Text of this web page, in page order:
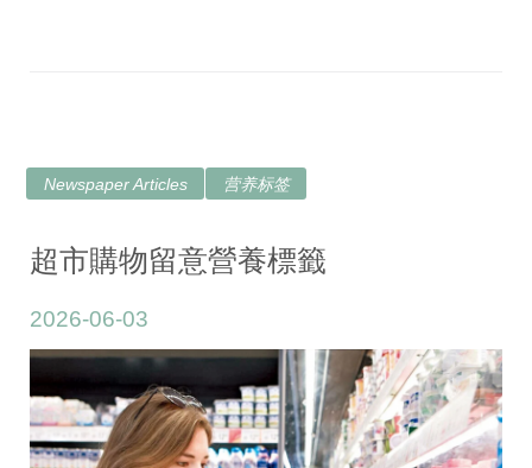
Newspaper Articles 营养标签
超市購物留意營養標籤
2026-06-03